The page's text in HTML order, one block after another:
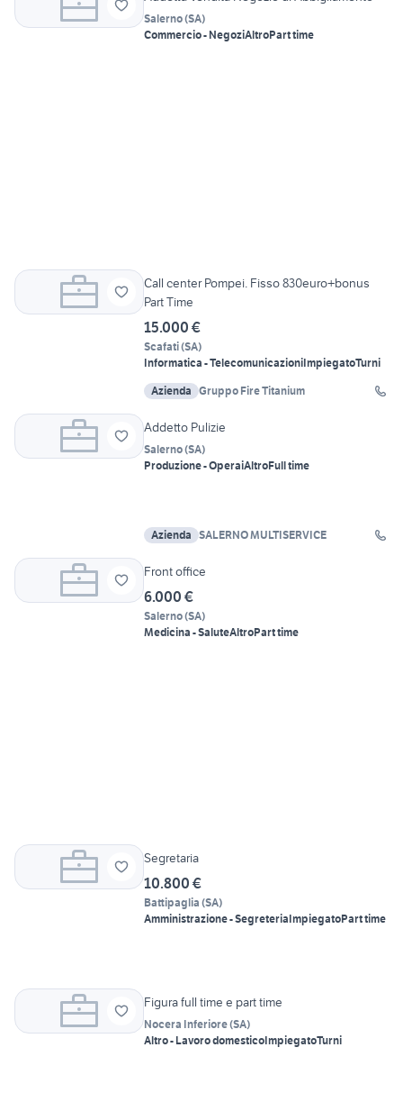
Salerno(SA)
Commercio - NegoziAltroPart time
Call center Pompei. Fisso 830euro+bonus
Part Time
15.000 €
Scafati(SA)
Informatica - TelecomunicazioniImpiegatoTurni
Azienda Gruppo Fire Titanium
Addetto Pulizie
Salerno(SA)
Produzione - OperaiAltroFull time
Azienda SALERNO MULTISERVICE
Front office
6.000 €
Salerno(SA)
Medicina - SaluteAltroPart time
Segretaria
10.800 €
Battipaglia (SA)
Amministrazione - SegreteriaImpiegatoPart time
Figura full time e part time
Nocera Inferiore(SA)
Altro - Lavoro domesticoImpiegatoTurni